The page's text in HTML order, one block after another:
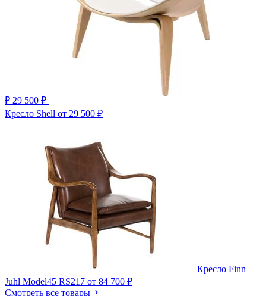
₽ 29 500 ₽
Кресло Shell от 29 500 ₽
Кресло Finn
Juhl Model45 RS217 от 84 700 ₽
Смотреть все товары